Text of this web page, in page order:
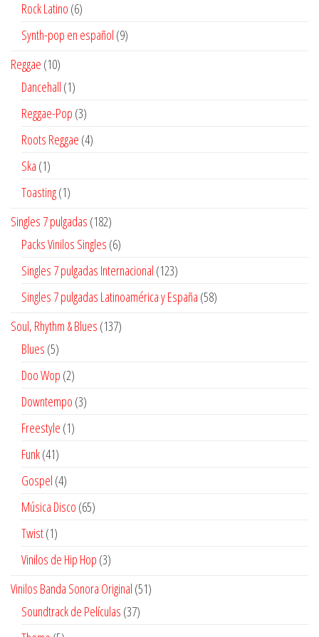
Rock Latino 66
productos
Synth-pop en español 99
Reggae 1010
productos
Dancehall 11
producto
Reggae-Pop 33
productos
Roots Reggae 44
Ska 11
producto
Toasting 11
Singles 7 pulgadas 182182
productos
Packs Vinilos Singles 66
productos
Singles 7 pulgadas Internacional 123123
productos
Singles 7 pulgadas Latinoamérica y España 5858
Soul, Rhythm & Blues 137137
Blues 55
productos
Doo Wop 22
productos
Downtempo 33
Freestyle 11
Funk 4141
productos
Gospel 44
productos
Música Disco 6565
Twist 11
producto
Vinilos de Hip Hop 33
Vinilos Banda Sonora Original 5151
Soundtrack de Películas 3737